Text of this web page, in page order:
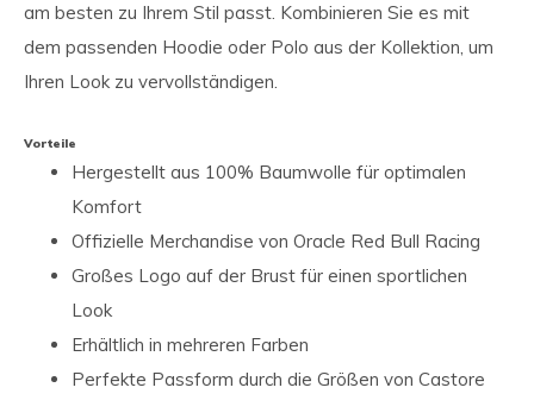
am besten zu Ihrem Stil passt. Kombinieren Sie es mit
dem passenden Hoodie oder Polo aus der Kollektion, um
Ihren Look zu vervollständigen.
Vorteile
Hergestellt aus 100% Baumwolle für optimalen
Komfort
Offizielle Merchandise von Oracle Red Bull Racing
Großes Logo auf der Brust für einen sportlichen
Look
Erhältlich in mehreren Farben
Perfekte Passform durch die Größen von Castore